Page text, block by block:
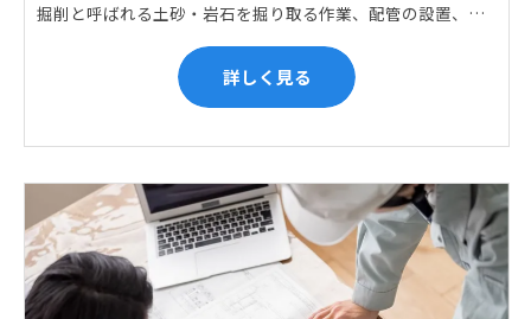
掘削と呼ばれる土砂・岩石を掘り取る作業、配管の設置、埋戻しの順に手作業と機械作業の併用をして行います。また、作業に使用する管材料の運搬作業も、機械と手作業にて行っています。
詳しく見る